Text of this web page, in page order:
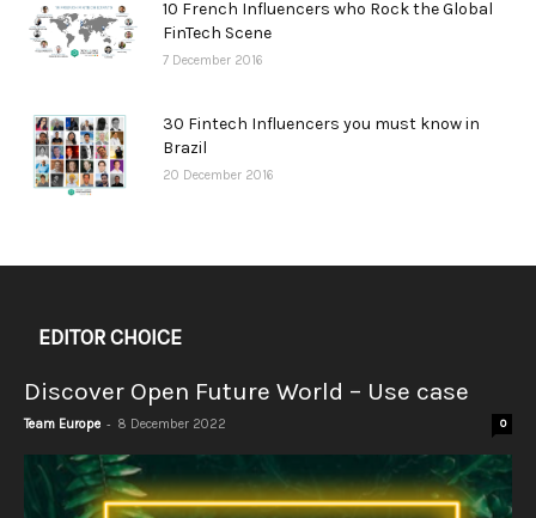
10 French Influencers who Rock the Global
FinTech Scene
7 December 2016
30 Fintech Influencers you must know in
Brazil
20 December 2016
EDITOR CHOICE
Discover Open Future World – Use case
Team Europe - 8 December 2022 0